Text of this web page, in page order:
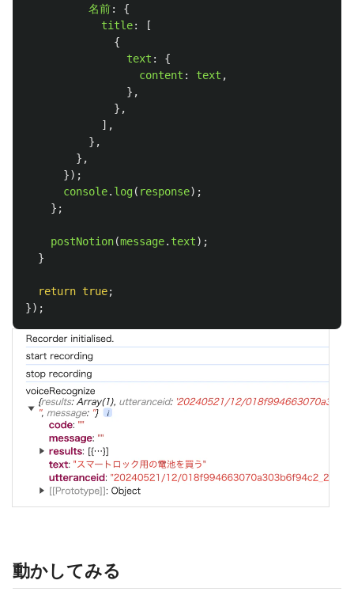
名前:
{
title:
[
{
text :
{
content : text ,
},
},
],
},
},
});
console. log( response);
};
postNotion(message. text);
}
return true;
});
動かしてみる